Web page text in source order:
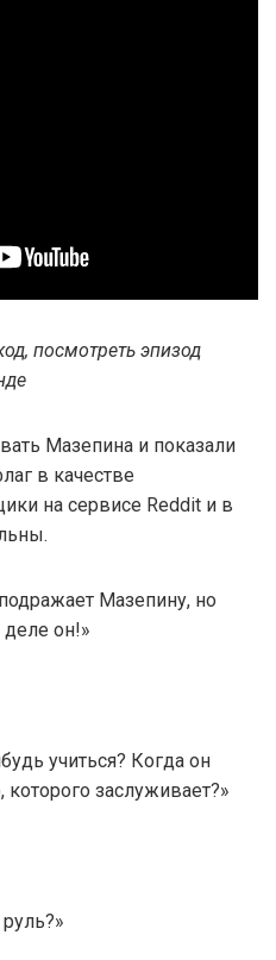
посмотреть эпизод
Мазепина и показали
в качестве
на сервисе Reddit и в
Мазепину, но
деле он!»
учиться? Когда он
заслуживает?»